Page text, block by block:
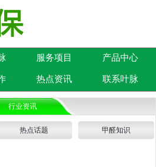
服务项目 产品中心
热点资讯 联系叶脉
行业资讯
热点话题 甲醛知识